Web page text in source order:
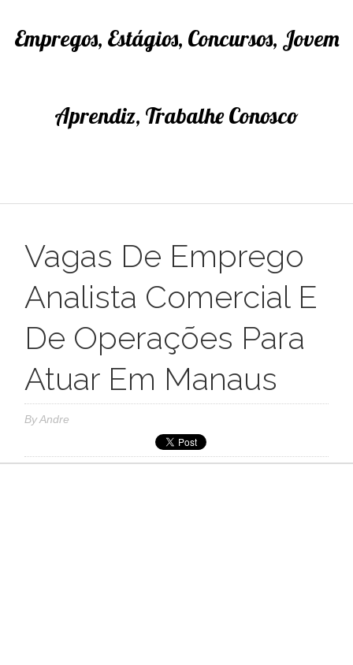
Empregos, Estágios, Concursos, Jovem
Aprendiz, Trabalhe Conosco
Vagas De Emprego
Analista Comercial E
De Operações Para
Atuar Em Manaus
ByAndre